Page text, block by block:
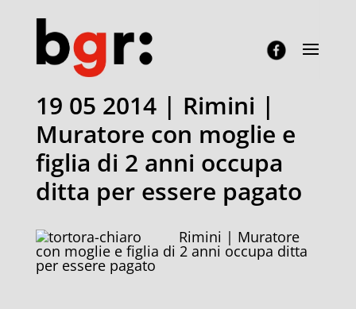
19 05 2014 | Rimini |
Muratore con moglie e
figlia di 2 anni occupa
ditta per essere pagato
Rimini | Muratore
con moglie e figlia di 2 anni occupa ditta
per essere pagato